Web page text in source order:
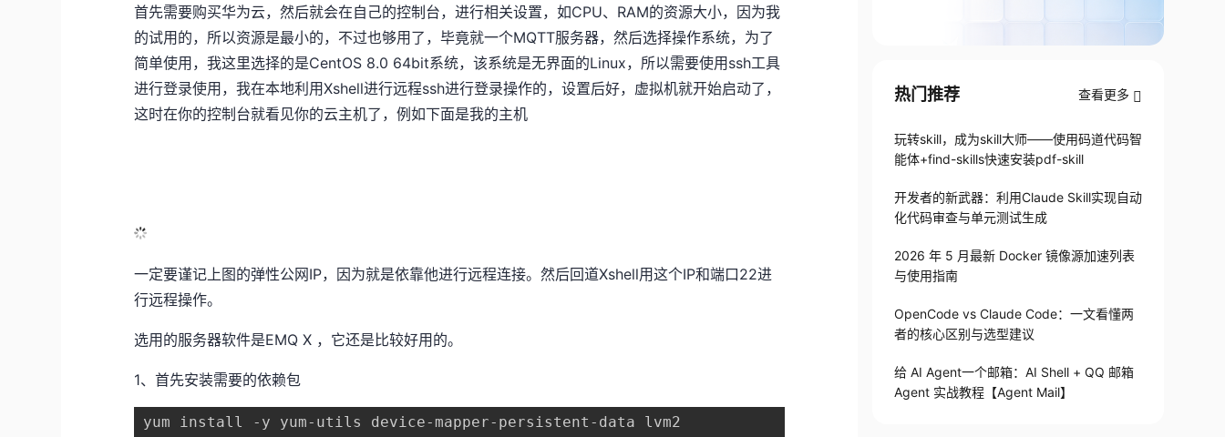
首先需要购买华为云，然后就会在自己的控制台，进行相关设置，如CPU、RAM的资源大小，因为我
的试用的，所以资源是最小的，不过也够用了，毕竟就一个MQTT服务器，然后选择操作系统，为了
简单使用，我这里选择的是CentOS 8.0 64bit系统，该系统是无界面的Linux，所以需要使用ssh工具
进行登录使用，我在本地利用Xshell进行远程ssh进行登录操作的，设置后好，虚拟机就开始启动了，
这时在你的控制台就看见你的云主机了，例如下面是我的主机
一定要谨记上图的弹性公网IP，因为就是依靠他进行远程连接。然后回道Xshell用这个IP和端口22进
行远程操作。
选用的服务器软件是EMQ X ，它还是比较好用的。
1、首先安装需要的依赖包
yum install -y yum-utils device-mapper-persistent-data lvm2
热门推荐 查看更多
玩转skill，成为skill大师——使用码道代码智
能体+find-skills快速安装pdf-skill
开发者的新武器：利用Claude Skill实现自动
化代码审查与单元测试生成
2026 年 5 月最新 Docker 镜像源加速列表
与使用指南
OpenCode vs Claude Code：一文看懂两
者的核心区别与选型建议
给 AI Agent一个邮箱：AI Shell + QQ 邮箱
Agent 实战教程【Agent Mail】